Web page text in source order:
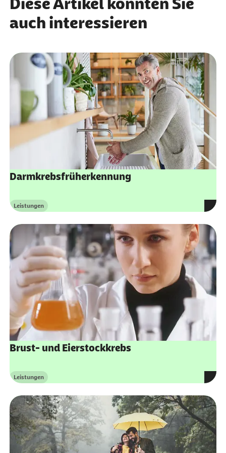
auch interessieren
Darmkrebsfrüherkennung
Kategorie
Leistungen
Brust- und Eierstockkrebs
Kategorie
Leistungen